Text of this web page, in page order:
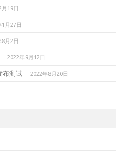
19日
月27日
月2日
2022年9月12日
布测试 2022年8月20日